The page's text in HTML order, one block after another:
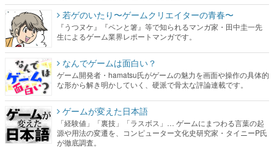
若ゲのいたり〜ゲームクリエイターの青春〜
『うつヌケ』『ペンと箸』等で知られるマンガ家・田中圭一先
生によるゲーム業界レポートマンガです。
なんでゲームは面白い？
ゲーム開発者・hamatsu氏がゲームの魅力を画面や操作の具体的
な形から解き明かしていく、硬派で骨太な評論連載です。
ゲームが変えた日本語
「経験値」「裏技」「ラスボス」… ゲームにまつわる言葉の起
源や用法の変遷を、コンピューター文化史研究家・タイニーP氏
が徹底調査。